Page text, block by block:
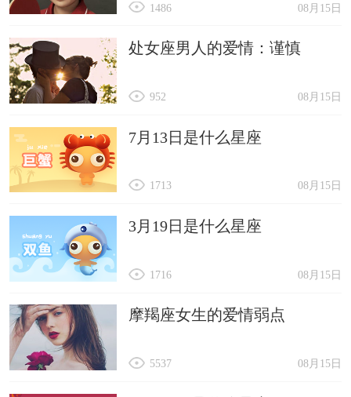
08月15日
1486
处女座男人的爱情：谨慎
08月15日
952
7月13日是什么星座
08月15日
1713
3月19日是什么星座
08月15日
1716
摩羯座女生的爱情弱点
08月15日
5537